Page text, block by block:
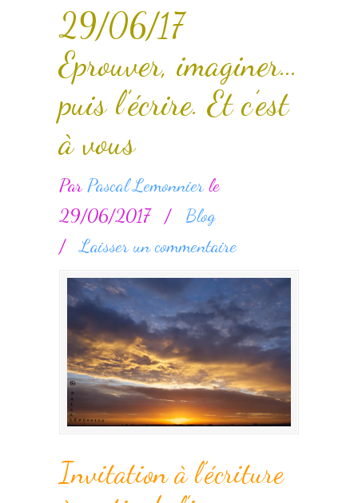
29/06/17
Eprouver, imaginer…
puis l’écrire. Et c’est
à vous
Par Pascal Lemonnierle
29/06/2017
/
Blog
/Laisser un commentaire
Invitation à l’écriture